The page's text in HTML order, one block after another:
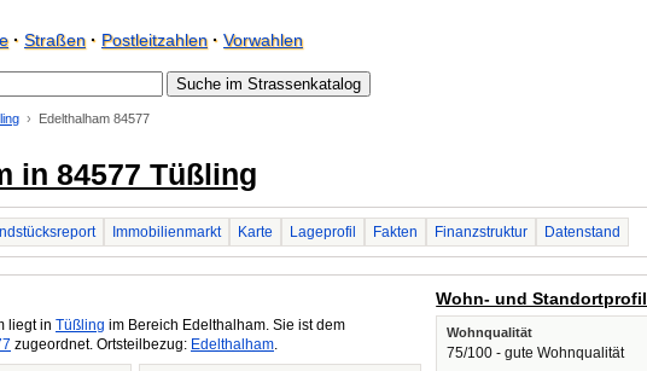
· Straßen· Postleitzahlen· Vorwahlen
Edelthalham 84577
in 84577 Tüßling
Immobilienmarkt Karte Lageprofil Fakten Finanzstruktur Datenstand
liegt in Tüßling im Bereich Edelthalham. Sie ist dem
zugeordnet. Ortsteilbezug: Edelthalham.
Wohn- und Standortprofil
Wohnqualität
75/100 - gute Wohnqualität